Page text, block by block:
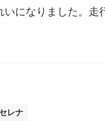
になりました。走
レナ